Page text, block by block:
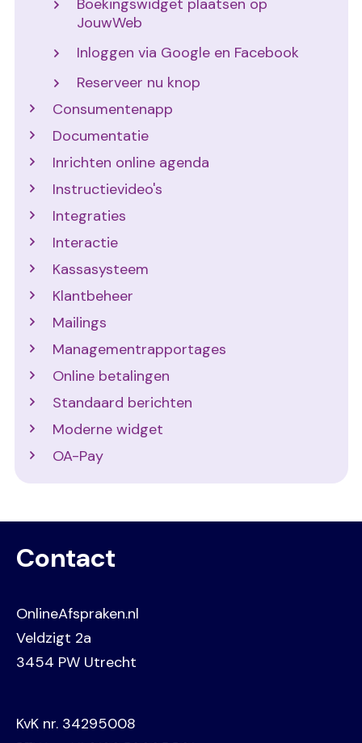
Boekingswidget plaatsen op
JouwWeb
Inloggen via Google en Facebook
Reserveer nu knop
Consumentenapp
Documentatie
Inrichten online agenda
Instructievideo's
Integraties
Interactie
Kassasysteem
Klantbeheer
Mailings
Managementrapportages
Online betalingen
Standaard berichten
Moderne widget
OA-Pay
Contact
OnlineAfspraken.nl
Veldzigt 2a
3454 PW Utrecht
KvK nr. 34295008